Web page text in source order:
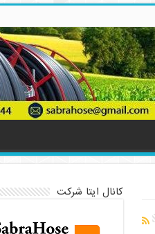
کانال ایتا شرکت